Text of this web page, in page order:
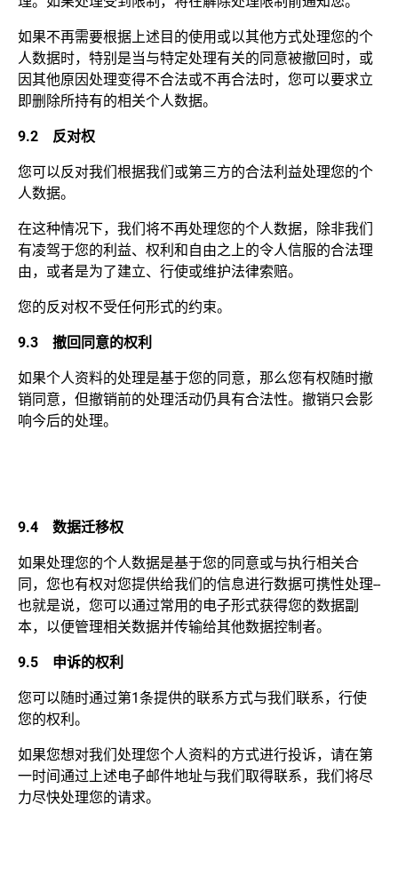
如果不再需要根据上述目的使用或以其他方式处理您的个
人数据时，特别是当与特定处理有关的同意被撤回时，或
因其他原因处理变得不合法或不再合法时，您可以要求立
即删除所持有的相关个人数据。
9.2 反对权
您可以反对我们根据我们或第三方的合法利益处理您的个
人数据。
在这种情况下，我们将不再处理您的个人数据，除非我们
有凌驾于您的利益、权利和自由之上的令人信服的合法理
由，或者是为了建立、行使或维护法律索赔。
您的反对权不受任何形式的约束。
9.3 撤回同意的权利
如果个人资料的处理是基于您的同意，那么您有权随时撤
销同意，但撤销前的处理活动仍具有合法性。撤销只会影
响今后的处理。
9.4 数据迁移权
如果处理您的个人数据是基于您的同意或与执行相关合
同，您也有权对您提供给我们的信息进行数据可携性处理--
也就是说，您可以通过常用的电子形式获得您的数据副
本，以便管理相关数据并传输给其他数据控制者。
9.5 申诉的权利
您可以随时通过第1条提供的联系方式与我们联系，行使
您的权利。
如果您想对我们处理您个人资料的方式进行投诉，请在第
一时间通过上述电子邮件地址与我们取得联系，我们将尽
力尽快处理您的请求。